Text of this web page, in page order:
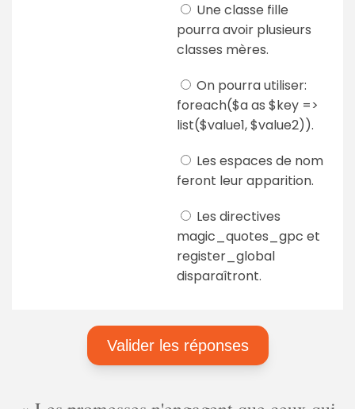
Une classe fille
pourra avoir plusieurs
classes mères.
On pourra utiliser:
foreach($a as $key =>
list($value1, $value2)).
Les espaces de nom
feront leur apparition.
Les directives
magic_quotes_gpc et
register_global
disparaîtront.